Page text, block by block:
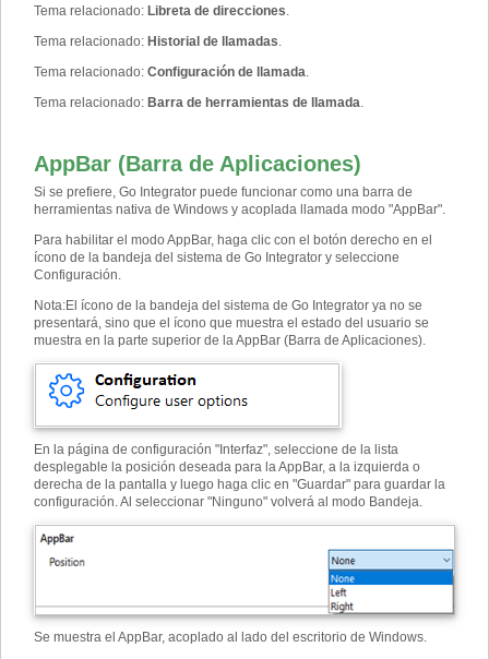
Tema relacionado: Libreta de direcciones.
Tema relacionado: Historial de llamadas.
Tema relacionado: Configuración de llamada.
Tema relacionado: Barra de herramientas de llamada.
AppBar (Barra de Aplicaciones)
Si se prefiere, Go Integrator puede funcionar como una barra de
herramientas nativa de Windows y acoplada llamada modo "AppBar".
Para habilitar el modo AppBar, haga clic con el botón derecho en el
ícono de la bandeja del sistema de Go Integrator y seleccione
Configuración.
Nota:El ícono de la bandeja del sistema de Go Integrator ya no se
presentará, sino que el ícono que muestra el estado del usuario se
muestra en la parte superior de la AppBar (Barra de Aplicaciones).
En la página de configuración "Interfaz", seleccione de la lista
desplegable la posición deseada para la AppBar, a la izquierda o
derecha de la pantalla y luego haga clic en "Guardar" para guardar la
configuración. Al seleccionar "Ninguno" volverá al modo Bandeja.
Se muestra el AppBar, acoplado al lado del escritorio de Windows.